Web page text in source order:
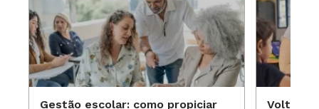
Gestão escolar: como propiciar
Volta às